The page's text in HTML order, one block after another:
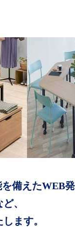
備えたWEB発
、
ます。